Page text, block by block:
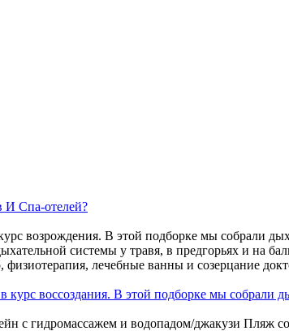
И Спа-отелей?
возрождения. В этой подборке мы собрали
системы у травя, в предгорьях и на
лечебные ванны и созерцание
воссоздания. В этой подборке мы собрали
с гидромассажем и водопадом/джакузи Пляж